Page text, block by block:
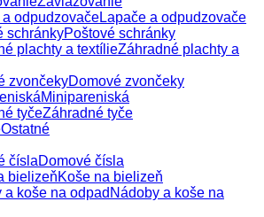
Lapače a odpudzovače
Poštové schránky
Záhradné plachty a
Domové zvončeky
Minipareniská
Záhradné tyče
Ostatné
Domové čísla
Koše na bielizeň
Nádoby a koše na